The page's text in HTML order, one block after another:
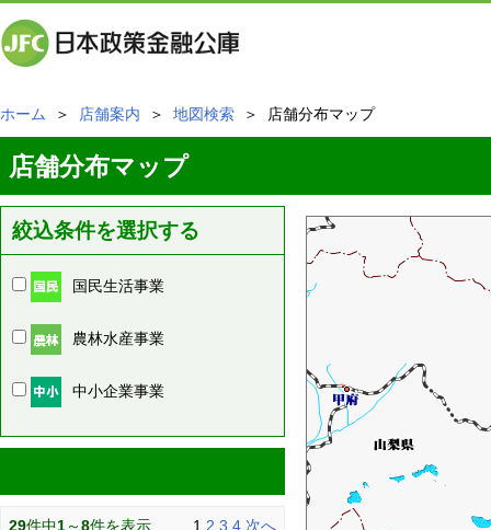
ホーム ＞ 店舗案内 ＞ 地図検索 ＞ 店舗分布マップ
店舗分布マップ
絞込条件を選択する
国民生活事業
農林水産事業
中小企業事業
29件中1～8件を表示 1 2 3 4 次へ